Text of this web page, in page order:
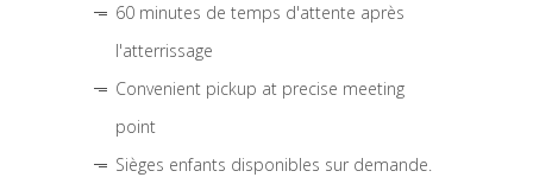
60 minutes de temps d'attente après
l'atterrissage
Convenient pickup at precise meeting
point
Sièges enfants disponibles sur demande.